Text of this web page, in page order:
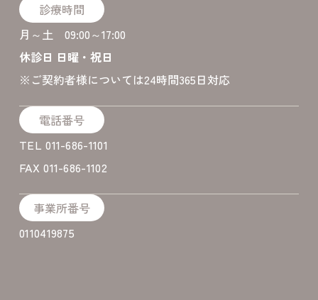
診療時間
月～土 09:00～17:00
休診日 日曜・祝日
​※ご契約者様については24時間365日対応
電話番号
TEL 011-686-1101
FAX 011-686-1102
事業所番号
0110419875